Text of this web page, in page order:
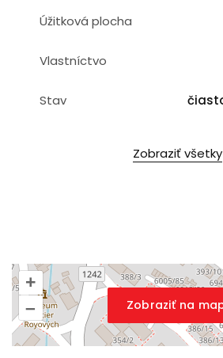
Úžitková plocha
Vlastníctvo
Stav
Zobraziť všetky
Zobraziť na
+
–